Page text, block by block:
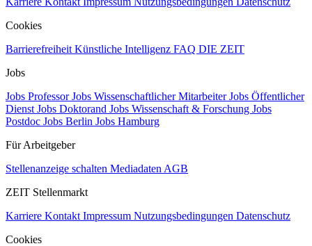
Cookies
Barrierefreiheit Künstliche Intelligenz FAQ DIE ZEIT
Jobs
Jobs ProfessorJobs Wissenschaftlicher MitarbeiterJobs Öffentlicher
Dienst Jobs Doktorand Jobs Wissenschaft & Forschung Jobs
Postdoc Jobs Berlin Jobs Hamburg
Für Arbeitgeber
Stellenanzeige schalten Mediadaten AGB
ZEIT Stellenmarkt
Karriere Kontakt Impressum Nutzungsbedingungen Datenschutz
Cookies